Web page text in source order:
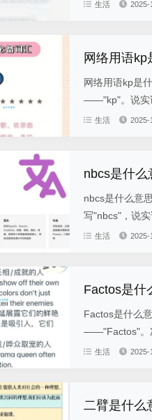
生活 2025-
网络用语
网络用语kp是
——"kp"。说实
生活 2025-
nbcs是什
nbcs是什么意
写"nbcs"，说
生活 2025-
Factos是什
Factos是什么
——"Factos"。
生活 2025-
二臂是什么